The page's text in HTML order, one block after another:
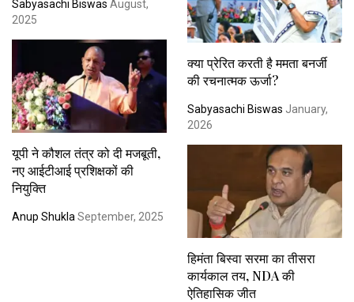
Sabyasachi Biswas August,
2025
क्या प्रेरित करती है ममता बनर्जी
की रचनात्मक ऊर्जा?
Sabyasachi Biswas January,
2026
यूपी ने कौशल तंत्र को दी मजबूती,
नए आईटीआई प्रशिक्षकों की
नियुक्ति
Anup Shukla September, 2025
हिमंता बिस्वा सरमा का तीसरा
कार्यकाल तय, NDA की
ऐतिहासिक जीत